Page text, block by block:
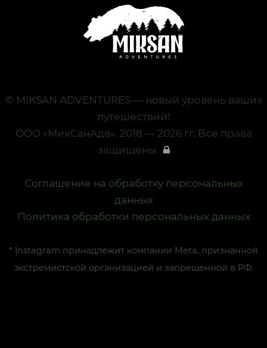
© MIKSAN ADVENTURES — новый уровень ваших
путешествий!
ООО «МикСанАдв». 2018 — 2026 гг. Все права
защищены.
Соглашение на обработку персональных
данных
Политика обработки персональных данных
* Instagram принадлежит компании Meta, признанной
экстремистской организацией и запрещенной в РФ.